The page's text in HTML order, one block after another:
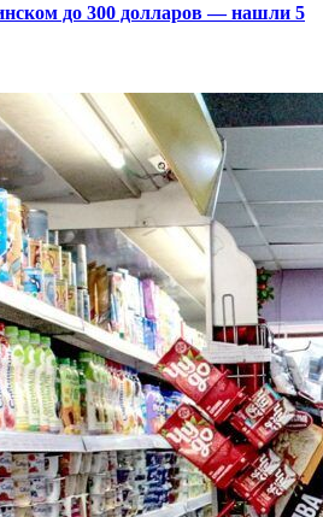
до 300 долларов — нашли 5